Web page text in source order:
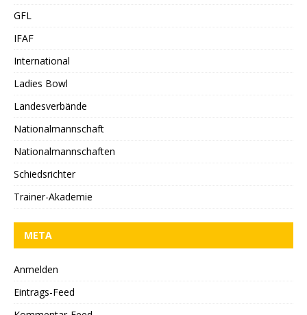
GFL
IFAF
International
Ladies Bowl
Landesverbände
Nationalmannschaft
Nationalmannschaften
Schiedsrichter
Trainer-Akademie
META
Anmelden
Eintrags-Feed